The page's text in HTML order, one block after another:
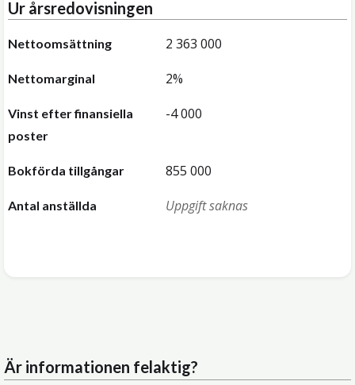
Ur årsredovisningen
Nettoomsättning 2 363 000
Nettomarginal 2%
Vinst efter finansiella
poster
-4 000
Bokförda tillgångar 855 000
Antal anställda Uppgift saknas
Är informationen felaktig?